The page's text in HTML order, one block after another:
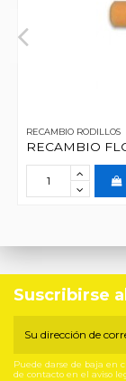
RECAMBIO RODILLOS
RECAMBIO
Suscribirse
Puede darse de baja en
de contacto en el aviso